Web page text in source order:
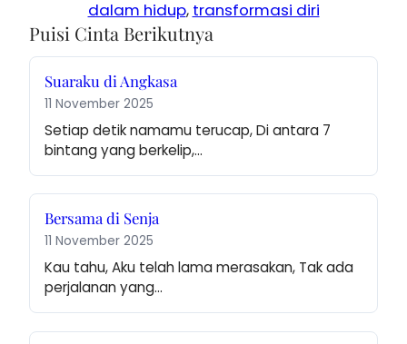
dalam hidup, transformasi diri
Puisi Cinta Berikutnya
Suaraku di Angkasa
11 November 2025
Setiap detik namamu terucap, Di antara 7
bintang yang berkelip,…
Bersama di Senja
11 November 2025
Kau tahu, Aku telah lama merasakan, Tak ada
perjalanan yang…